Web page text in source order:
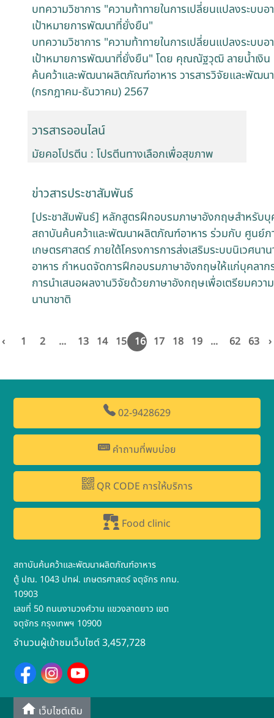
บทความวิชาการ "ความท้าทายในการเปลี่ยนแปลงระบบ
เป้าหมายการพัฒนาที่ยั่งยืน"
บทความวิชาการ "ความท้าทายในการเปลี่ยนแปลงระบบ
เป้าหมายการพัฒนาที่ยั่งยืน" โดย คุณณัฐวุฒิ ลายน้ำเงิน
ค้นคว้าและพัฒนาผลิตภัณฑ์อาหาร วารสารวิจัยและพัฒ
(กรกฎาคม-ธันวาคม) 2567
วารสารออนไลน์
มัยคอโปรตีน : โปรตีนทางเลือกเพื่อสุขภาพ
ข่าวสารประชาสัมพันธ์
[ประชาสัมพันธ์] หลักสูตรฝึกอบรมภาษาอังกฤษสำหรับบุ
สถาบันค้นคว้าและพัฒนาผลิตภัณฑ์อาหาร ร่วมกับ ศูนย์
เกษตรศาสตร์ ภายใต้โครงการการส่งเสริมระบบนิเวศ
อาหาร กำหนดจัดการฝึกอบรมภาษาอังกฤษให้แก่บุคลา
การนำเสนอผลงานวิจัยด้วยภาษาอังกฤษเพื่อเตรียมควา
นานาชาติ
‹ 1 2 ... 13 14 15 16 17 18 19 ... 62 63 ›
02-9428629
คำถามที่พบบ่อย
QR CODE การให้บริการ
Food clinic
สถาบันค้นคว้าและพัฒนาผลิตภัณฑ์อาหาร
ตู้ ปณ. 1043 ปทฝ. เกษตรศาสตร์ จตุจักร กทม.
10903
เลขที่ 50 ถนนงามวงศ์วาน แขวงลาดยาว เขต
จตุจักร กรุงเทพฯ 10900
จำนวนผู้เข้าชมเว็บไซต์ 3,457,728
เว็บไซต์เดิม